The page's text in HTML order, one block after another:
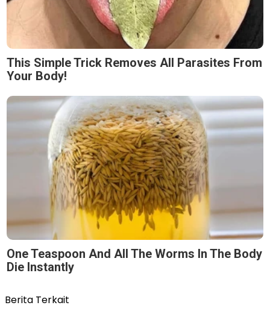
This Simple Trick Removes All Parasites From
Your Body!
One Teaspoon And All The Worms In The Body
Die Instantly
Berita Terkait